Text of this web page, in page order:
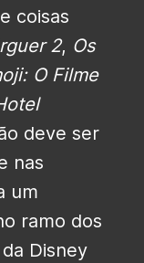
coisas
2, Os
O Filme
deve ser
nas
um
ramo dos
Disney